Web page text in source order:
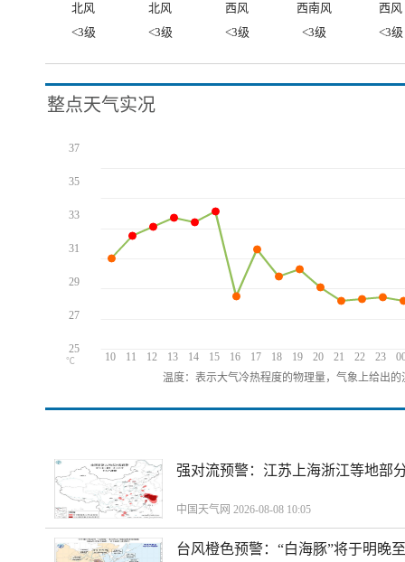
北风 北风 西风 西南风
西风
<3级
<3级 <3级 <3级 <3级
整点天气实况
10 11 12 13 14 15 16 17 18 19 20 21 22 23
37
35
33
31
29
27
25
℃
温度：表示大气冷热程度的物理量，气象上给出
强对流预警：江苏上海浙江等地部
中国天气网 2026-08-08 10:05
台风橙色预警：“白海豚”将于明晚